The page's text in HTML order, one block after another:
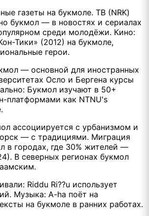
газеты на букмоле. ТВ (NRK)
букмол — в новостях и сериалах
среди молодёжи. Кино:
Тики» (2012) на букмоле,
герои.
— основной для иностранных
Осло и Бергена курсы
Букмол изучают в 50+
платформами как NTNU's
ассоциируется с урбанизмом и
— с традициями. Миграция
в городах, где 30% жителей —
В северных регионах букмол
Riddu Ri??u использует
Музыка: A-ha поёт на
на букмоле в ранних работах.